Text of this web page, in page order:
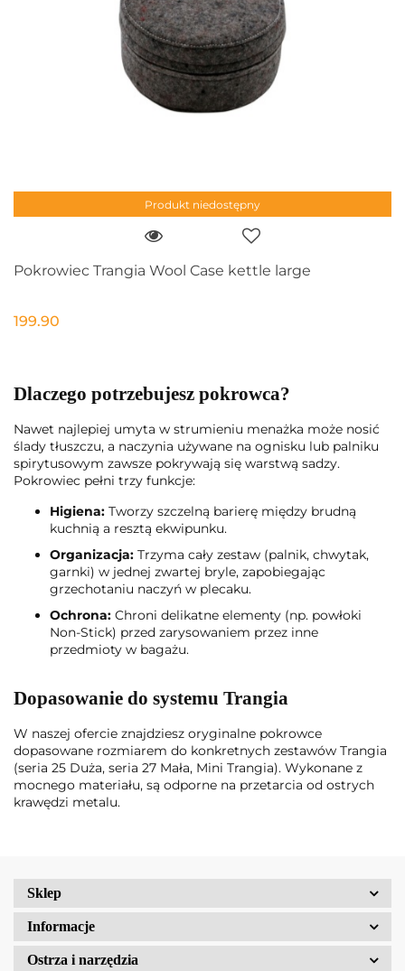
Produkt niedostępny
Pokrowiec Trangia Wool Case kettle large
199.90
Dlaczego potrzebujesz pokrowca?
Nawet najlepiej umyta w strumieniu menażka może nosić
ślady tłuszczu, a naczynia używane na ognisku lub palniku
spirytusowym zawsze pokrywają się warstwą sadzy.
Pokrowiec pełni trzy funkcje:
Higiena: Tworzy szczelną barierę między brudną
kuchnią a resztą ekwipunku.
Organizacja: Trzyma cały zestaw (palnik, chwytak,
garnki) w jednej zwartej bryle, zapobiegając
grzechotaniu naczyń w plecaku.
Ochrona: Chroni delikatne elementy (np. powłoki
Non-Stick) przed zarysowaniem przez inne
przedmioty w bagażu.
Dopasowanie do systemu Trangia
W naszej ofercie znajdziesz oryginalne pokrowce
dopasowane rozmiarem do konkretnych zestawów Trangia
(seria 25 Duża, seria 27 Mała, Mini Trangia). Wykonane z
mocnego materiału, są odporne na przetarcia od ostrych
krawędzi metalu.
Sklep
Informacje
Ostrza i narzędzia